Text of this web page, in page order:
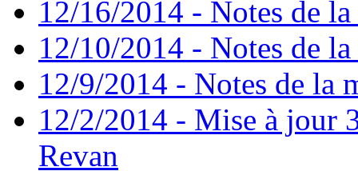
12/16/2014 - Notes de
12/10/2014 - Notes de
12/9/2014 - Notes de la
12/2/2014 - Mise à jour
Revan